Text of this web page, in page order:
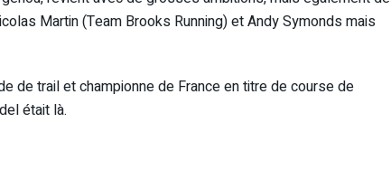
Martin (Team Brooks Running) et Andy Symonds mais
de trail et championne de France en titre de course de
était là.